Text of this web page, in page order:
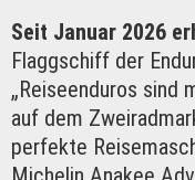
Seit Januar 2026
Flaggschiff der
„Reiseenduros sind
auf dem
perfekte